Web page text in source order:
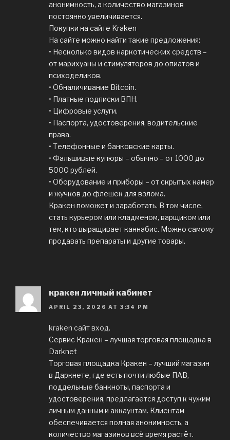
анонимность, а количество магазинов
постоянно увеличивается.
Покупки на сайте Kraken
На сайте можно найти такие предложения:
• Несколько видов наркотических средств –
от марихуаны и стимуляторов до опиатов и
психоделиков.
• Обналичивание Bitcoin.
• Платные подписки ВПН.
• Цифровые услуги.
• Паспорта, удостоверения, водительские
права.
• Телефонные и банковские карты.
• Фальшивые купюры – обычно – от 1000 до
5000 рублей.
• Оборудование и приборы – от скрытых камер
и жучков до флешек для взлома.
Кракен поможет и заработать. В том числе,
стать курьером или кладменом, варщиком или
тем, кто выращивает каннабис. Можно самому
продавать препараты и другие товары.
кракен личный кабинет
APRIL 23, 2026 AT 3:34 PM
kraken сайт вход.
Сервис Кракен – лучшая торговая площадка в
Darknet
Торговая площадка Кракен – лучший магазин
в Даркнете, где есть почти любые ПАВ,
поддельные банкноты, паспорта и
удостоверения, предлагается доступ к чужим
личным данным и аккаунтам. Клиентам
обеспечивается полная анонимность, а
количество магазинов всё время растёт.